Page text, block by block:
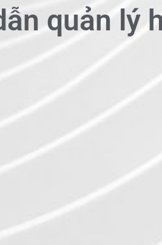
quản lý